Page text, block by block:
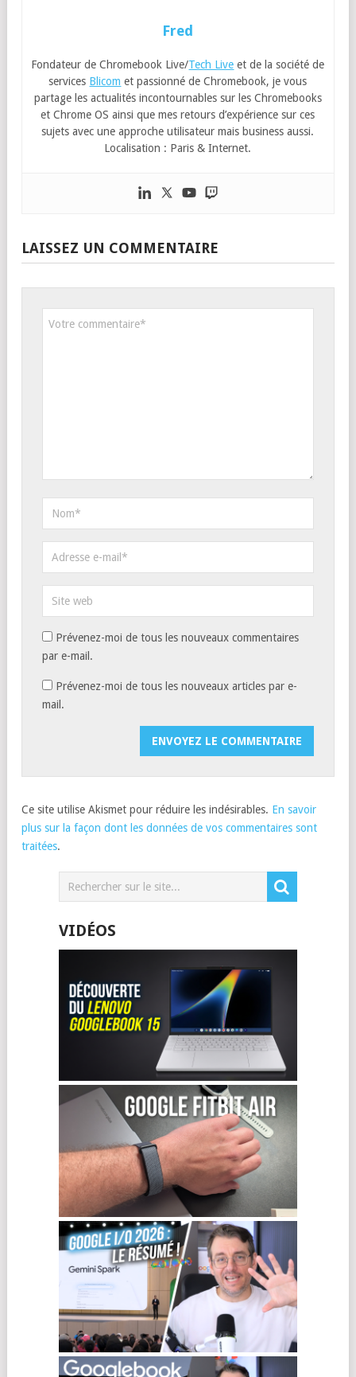
Fred
Fondateur de Chromebook Live/Tech Live et de la société de
services Blicom et passionné de Chromebook, je vous
partage les actualités incontournables sur les Chromebooks
et Chrome OS ainsi que mes retours d’expérience sur ces
sujets avec une approche utilisateur mais business aussi.
Localisation : Paris & Internet.
LAISSEZ UN COMMENTAIRE
Prévenez-moi de tous les nouveaux commentaires
par e-mail.
Prévenez-moi de tous les nouveaux articles par e-
mail.
Ce site utilise Akismet pour réduire les indésirables. En savoir
plus sur la façon dont les données de vos commentaires sont
traitées.
VIDÉOS